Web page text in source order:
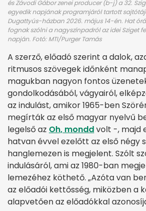
és Závodi Gábor zenei producer (b-j) a 32.
egyedik napjának programjáról tartott
Dugattyús-házban 2026. május 14-én. Hat
fognak szólni a nagyszínpadról az idei Sziget
napján. Fotó: MTI/Purger Tamás
A szerző, előadó szerint a dalok,
ritmusos szövegek időnként
magukban nagyon fontos
gondolkodásából, vágyairól,
az indulást, amikor 1965-ben
megírták az első magyar nyelvű
legelső az Oh, monddvolt -, majd
hatvan évvel ezelőtt az első négy
hanglemezen is megjelent. Szólt
indulásáról, ami az 1980-ban
lemezéhez köthető. „Azóta van
az előadói kettősség, miközben a
alapvetően az előadókkal